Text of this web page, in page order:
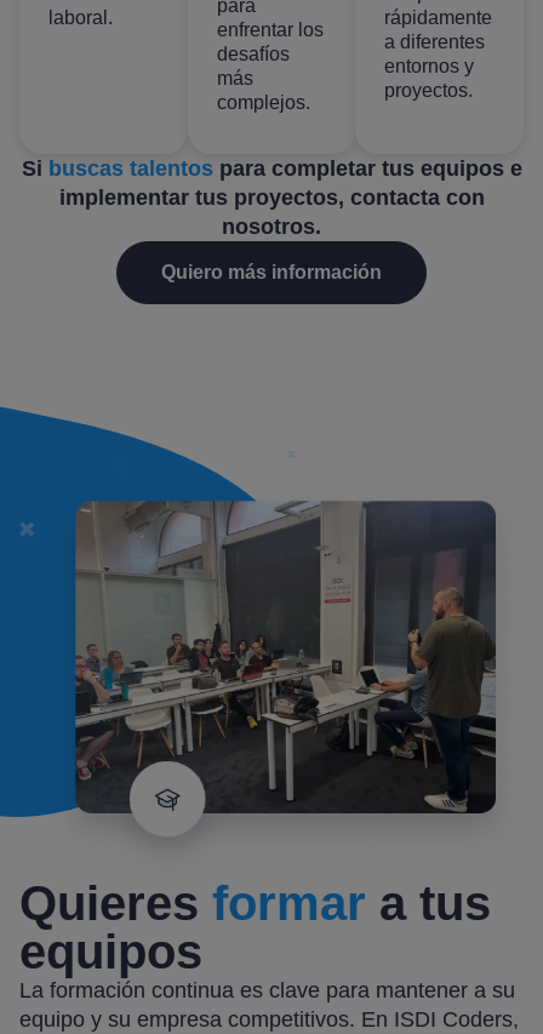
laboral.
para
enfrentar los
desafíos
más
complejos.
rápidamente
a diferentes
entornos y
proyectos.
Si buscas talentos para completar tus equipos e
implementar tus proyectos, contacta con
nosotros.
Quiero más información
Quieres formar a tus
equipos
La formación continua es clave para mantener a su
equipo y su empresa competitivos. En ISDI Coders,